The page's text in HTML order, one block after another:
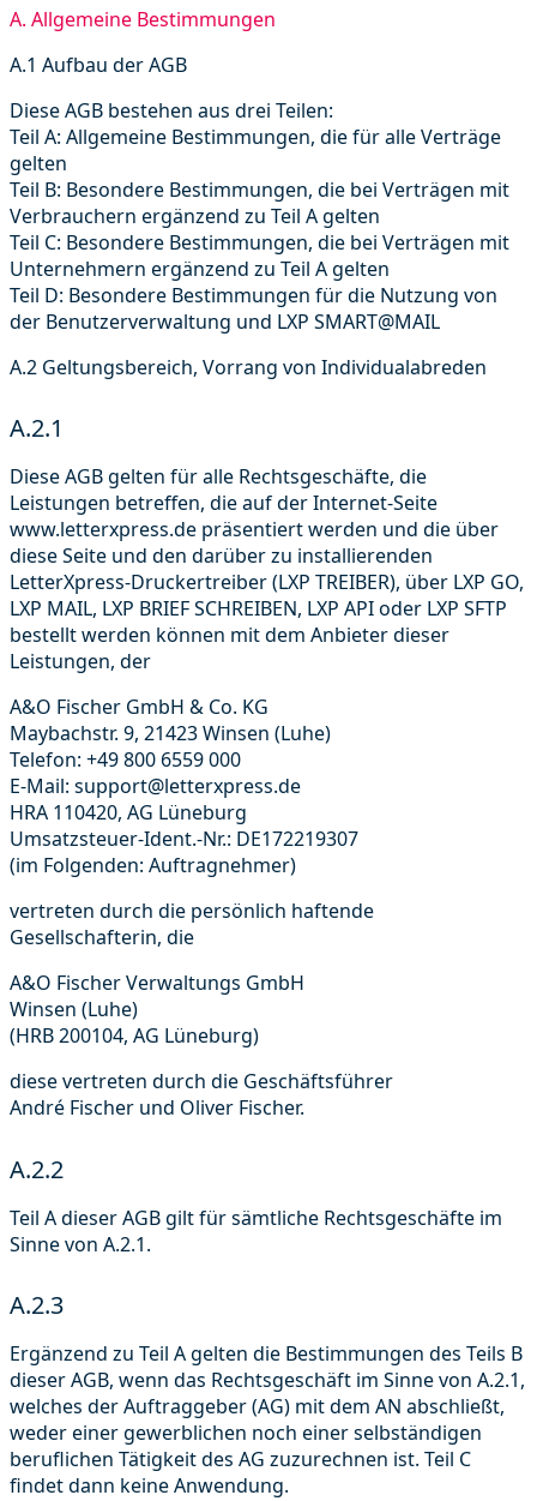
A. Allgemeine Bestimmungen
A.1 Aufbau der AGB
Diese AGB bestehen aus drei Teilen:
Teil A: Allgemeine Bestimmungen, die für alle Verträge
gelten
Teil B: Besondere Bestimmungen, die bei Verträgen mit
Verbrauchern ergänzend zu Teil A gelten
Teil C: Besondere Bestimmungen, die bei Verträgen mit
Unternehmern ergänzend zu Teil A gelten
Teil D: Besondere Bestimmungen für die Nutzung von
der Benutzerverwaltung und LXP SMART@MAIL
A.2 Geltungsbereich, Vorrang von Individualabreden
A.2.1
Diese AGB gelten für alle Rechtsgeschäfte, die
Leistungen betreffen, die auf der Internet-Seite
www.letterxpress.de präsentiert werden und die über
diese Seite und den darüber zu installierenden
LetterXpress-Druckertreiber (LXP TREIBER), über LXP GO,
LXP MAIL, LXP BRIEF SCHREIBEN, LXP API oder LXP SFTP
bestellt werden können mit dem Anbieter dieser
Leistungen, der
A&O Fischer GmbH & Co. KG
Maybachstr. 9, 21423 Winsen (Luhe)
Telefon: +49 800 6559 000
E-Mail: support@letterxpress.de
HRA 110420, AG Lüneburg
Umsatzsteuer-Ident.-Nr.: DE172219307
(im Folgenden: Auftragnehmer)
vertreten durch die persönlich haftende
Gesellschafterin, die
A&O Fischer Verwaltungs GmbH
Winsen (Luhe)
(HRB 200104, AG Lüneburg)
diese vertreten durch die Geschäftsführer
André Fischer und Oliver Fischer.
A.2.2
Teil A dieser AGB gilt für sämtliche Rechtsgeschäfte im
Sinne von A.2.1.
A.2.3
Ergänzend zu Teil A gelten die Bestimmungen des Teils B
dieser AGB, wenn das Rechtsgeschäft im Sinne von A.2.1,
welches der Auftraggeber (AG) mit dem AN abschließt,
weder einer gewerblichen noch einer selbständigen
beruflichen Tätigkeit des AG zuzurechnen ist. Teil C
findet dann keine Anwendung.